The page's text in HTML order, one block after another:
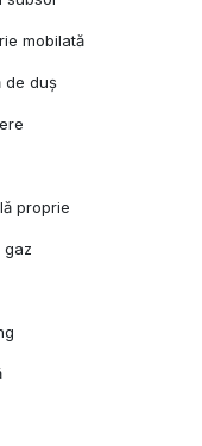
mobilată
de duș
proprie
gaz